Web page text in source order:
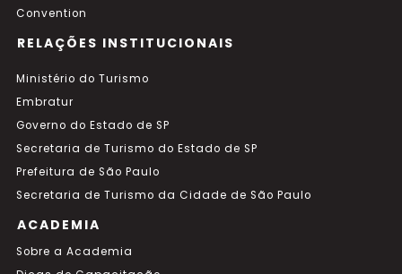
Convention
RELAÇÕES INSTITUCIONAIS
Ministério do Turismo
Embratur
Governo do Estado de SP
Secretaria de Turismo do Estado de SP
Prefeitura de São Paulo
Secretaria de Turismo da Cidade de São Paulo
ACADEMIA
Sobre a Academia